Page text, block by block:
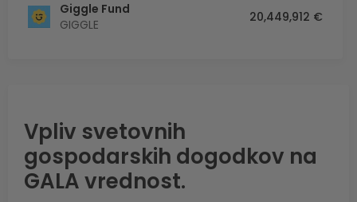
Giggle Fund
GIGGLE
20,449,912 €
Vpliv svetovnih
gospodarskih dogodkov na
GALA vrednost.